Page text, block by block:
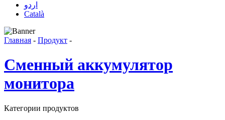
اردو
Català
Главная - Продукт -
Сменный аккумулятор
монитора
Категории продуктов